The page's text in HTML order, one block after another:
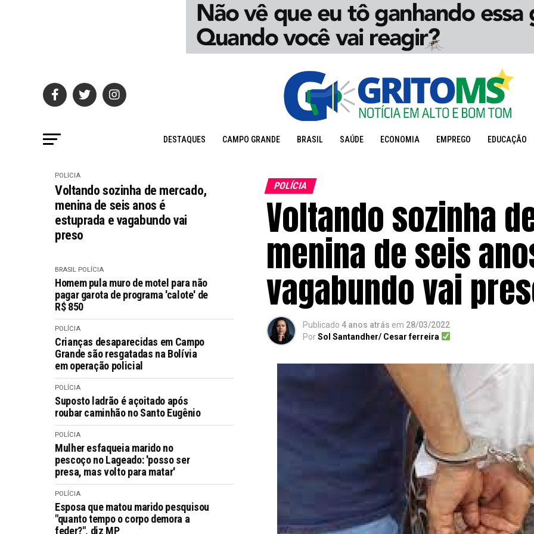
DESTAQUES CAMPO GRANDE BRASIL SAÚDE ECONOMIA EMPREGO EDUCAÇÃO
POLÍCIA
Voltando sozinha de mercado,
menina de seis anos é
estuprada e vagabundo vai
preso
BRASIL POLÍCIA
Homem pula muro de motel para não
pagar garota de programa 'calote' de
R$ 850
POLÍCIA
Crianças desaparecidas em Campo
Grande são resgatadas na Bolívia
em operação policial
POLÍCIA
Suposto ladrão é açoitado após
roubar caminhão no Santo Eugênio
POLÍCIA
Mulher esfaqueia marido no
pescoço no Lageado: 'posso ser
presa, mas volto para matar'
POLÍCIA
Esposa que matou marido pesquisou
"quanto tempo o corpo demora a
feder?", diz MP
POLÍCIA
Voltando sozinha
menina de seis
vagabundo vai
Publicado 4 anos atrás em 28/03/2022
PorSol Santandher/ Cesar ferreira